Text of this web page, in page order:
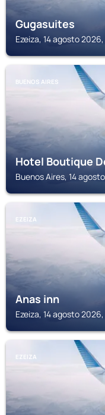
Gugasuites
Ezeiza, 14 agosto
BUENOS AIRES
Hotel Boutique
Buenos Aires, 14
EZEIZA
Anas inn
Ezeiza, 14 agosto
EZEIZA